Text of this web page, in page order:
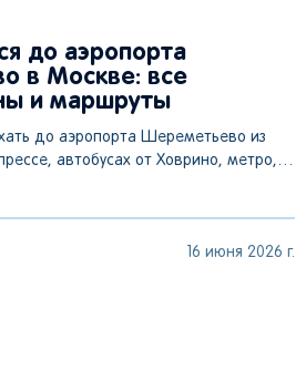
до аэропорта
в Москве: все
и маршруты
до аэропорта Шереметьево из
автобусах от Ховрино, метро,
16 июня 2026 г.